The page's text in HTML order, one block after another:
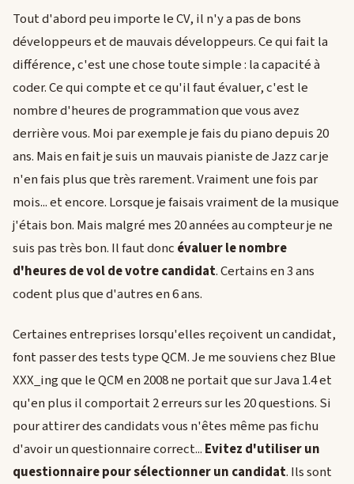
Tout d'abord peu importe le CV, il n'y a pas de bons
développeurs et de mauvais développeurs. Ce qui fait la
différence, c'est une chose toute simple : la capacité à
coder. Ce qui compte et ce qu'il faut évaluer, c'est le
nombre d'heures de programmation que vous avez
derrière vous. Moi par exemple je fais du piano depuis 20
ans. Mais en fait je suis un mauvais pianiste de Jazz car je
n'en fais plus que très rarement. Vraiment une fois par
mois... et encore. Lorsque je faisais vraiment de la musique
j'étais bon. Mais malgré mes 20 années au compteur je ne
suis pas très bon. Il faut donc évaluer le nombre
d'heures de vol de votre candidat. Certains en 3 ans
codent plus que d'autres en 6 ans.
Certaines entreprises lorsqu'elles reçoivent un candidat,
font passer des tests type QCM. Je me souviens chez Blue
XXX_ing que le QCM en 2008 ne portait que sur Java 1.4 et
qu'en plus il comportait 2 erreurs sur les 20 questions. Si
pour attirer des candidats vous n'êtes même pas fichu
d'avoir un questionnaire correct... Evitez d'utiliser un
questionnaire pour sélectionner un candidat. Ils sont